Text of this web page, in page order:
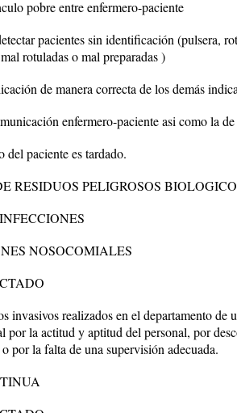
pobre entre enfermero-paciente
pacientes sin identificación (pulsera,
rotuladas o mal preparadas )
de manera correcta de los demás
enfermero-paciente asi como la
paciente es tardado.
RESIDUOS PELIGROSOS
NOSOCOMIALES
invasivos realizados en el departamento de
por la actitud y aptitud del personal, por
por la falta de una supervisión adecuada.